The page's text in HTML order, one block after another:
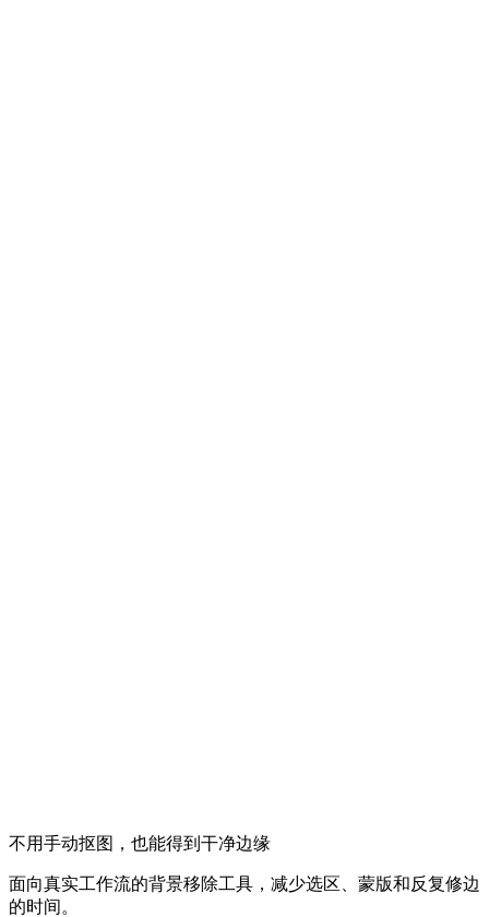
不用手动抠图，也能得到干净边缘
面向真实工作流的背景移除工具，减少选区、蒙版和反复修边
的时间。